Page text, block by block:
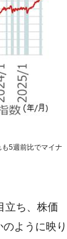
5週前比でマイナ
立ち、株価
ように映り